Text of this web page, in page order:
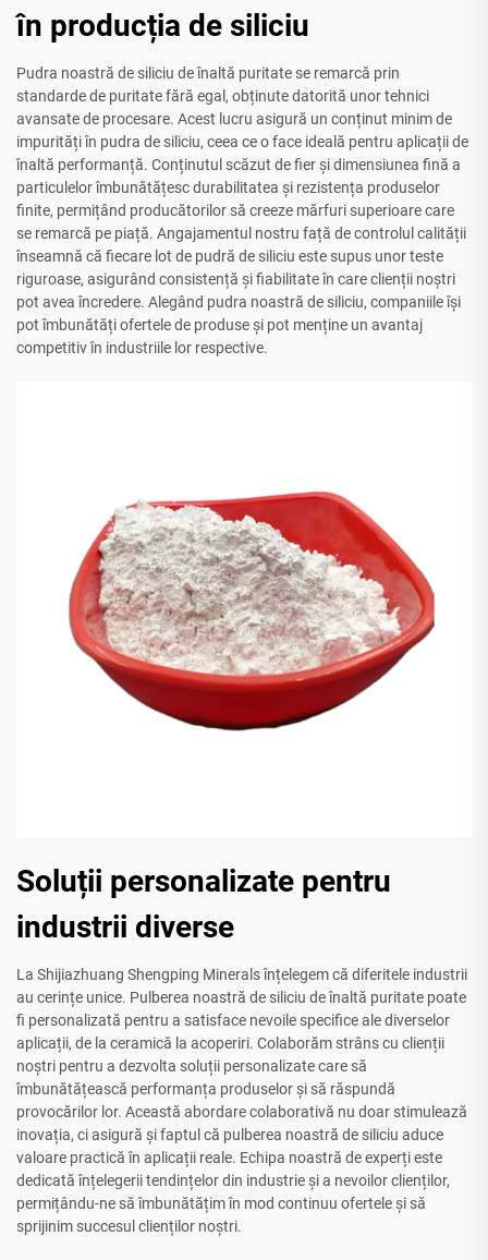
în producția de siliciu
Pudra noastră de siliciu de înaltă puritate se remarcă prin
standarde de puritate fără egal, obținute datorită unor tehnici
avansate de procesare. Acest lucru asigură un conținut minim de
impurități în pudra de siliciu, ceea ce o face ideală pentru aplicații de
înaltă performanță. Conținutul scăzut de fier și dimensiunea fină a
particulelor îmbunătățesc durabilitatea și rezistența produselor
finite, permițând producătorilor să creeze mărfuri superioare care
se remarcă pe piață. Angajamentul nostru față de controlul calității
înseamnă că fiecare lot de pudră de siliciu este supus unor teste
riguroase, asigurând consistență și fiabilitate în care clienții noștri
pot avea încredere. Alegând pudra noastră de siliciu, companiile își
pot îmbunătăți ofertele de produse și pot menține un avantaj
competitiv în industriile lor respective.
Soluții personalizate pentru
industrii diverse
La Shijiazhuang Shengping Minerals înțelegem că diferitele industrii
au cerințe unice. Pulberea noastră de siliciu de înaltă puritate poate
fi personalizată pentru a satisface nevoile specifice ale diverselor
aplicații, de la ceramică la acoperiri. Colaborăm strâns cu clienții
noștri pentru a dezvolta soluții personalizate care să
îmbunătățească performanța produselor și să răspundă
provocărilor lor. Această abordare colaborativă nu doar stimulează
inovația, ci asigură și faptul că pulberea noastră de siliciu aduce
valoare practică în aplicații reale. Echipa noastră de experți este
dedicată înțelegerii tendințelor din industrie și a nevoilor clienților,
permițându-ne să îmbunătățim în mod continuu ofertele și să
sprijinim succesul clienților noștri.